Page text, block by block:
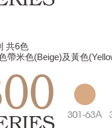
共6色
帶米色(Beige)及黃色